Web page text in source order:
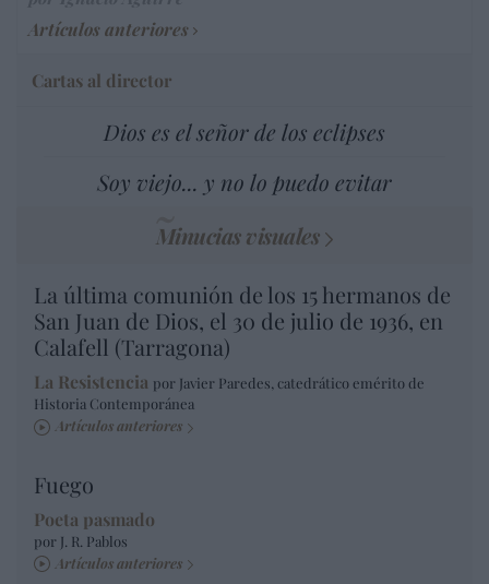
Artículos anteriores
Cartas al director
Dios es el señor de los eclipses
Soy viejo... y no lo puedo evitar
Minucias visuales
La última comunión de los 15 hermanos de
San Juan de Dios, el 30 de julio de 1936, en
Calafell (Tarragona)
La Resistencia por Javier Paredes, catedrático emérito de
Historia Contemporánea
Artículos anteriores
Fuego
Poeta pasmado
por J. R. Pablos
Artículos anteriores